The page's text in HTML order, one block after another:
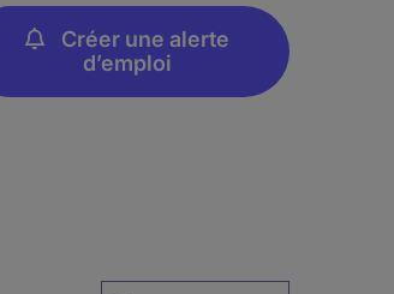
Créer une alerte
d’emploi